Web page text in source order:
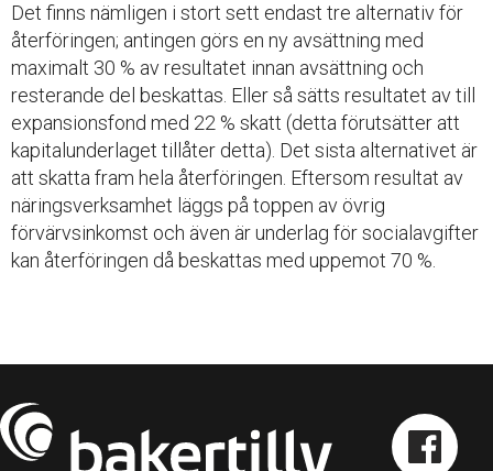
Det finns nämligen i stort sett endast tre alternativ för
återföringen; antingen görs en ny avsättning med
maximalt 30 % av resultatet innan avsättning och
resterande del beskattas. Eller så sätts resultatet av till
expansionsfond med 22 % skatt (detta förutsätter att
kapitalunderlaget tillåter detta). Det sista alternativet är
att skatta fram hela återföringen. Eftersom resultat av
näringsverksamhet läggs på toppen av övrig
förvärvsinkomst och även är underlag för socialavgifter
kan återföringen då beskattas med uppemot 70 %.